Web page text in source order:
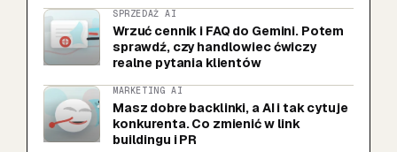
SPRZEDAŻ AI
Wrzuć cennik i FAQ do Gemini. Potem
sprawdź, czy handlowiec ćwiczy
realne pytania klientów
MARKETING AI
Masz dobre backlinki, a AI i tak cytuje
konkurenta. Co zmienić w link
buildingu i PR